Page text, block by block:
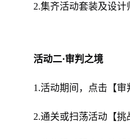
2.集齐活动套装及设计
活动二·审判之境
1.活动期间，点击【审
2.通关或扫荡活动【挑